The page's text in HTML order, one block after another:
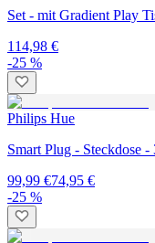
Set - mit Gradient Play
114,98 €
-25 %
Philips Hue
Smart Plug - Steckdose -
99,99 €74,95 €
-25 %